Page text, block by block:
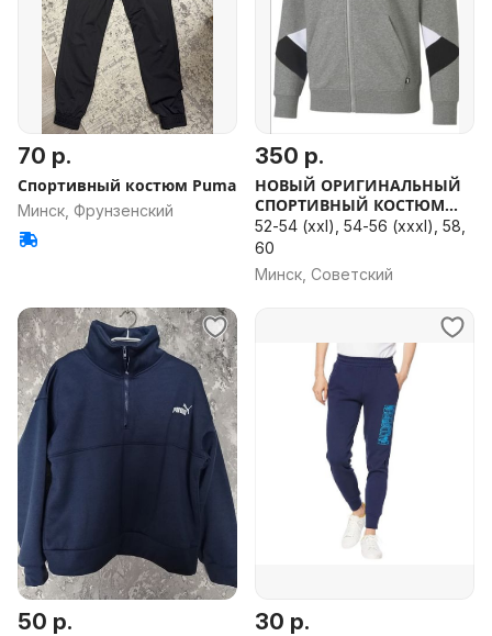
70 р.
Спортивный костюм Puma
Минск, Фрунзенский
350 р.
НОВЫЙ ОРИГИНАЛЬНЫЙ
СПОРТИВНЫЙ КОСТЮМ
Puma
52-54 (xxl), 54-56 (xxxl), 58,
60
Минск, Советский
50 р. 30 р.